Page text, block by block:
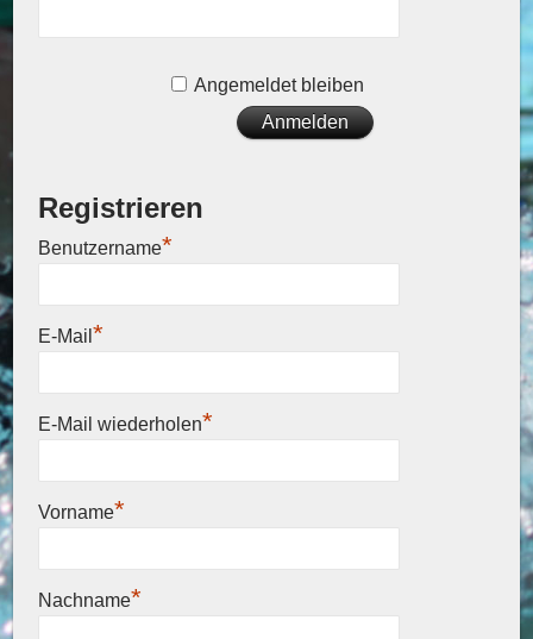
Angemeldet bleiben
Registrieren
Benutzername*
E-Mail*
E-Mail wiederholen*
Vorname*
Nachname*